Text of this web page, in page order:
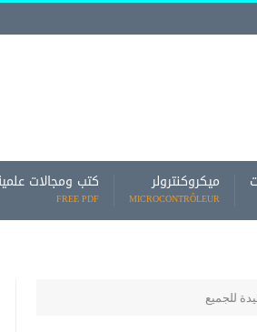
ميكروكنترولر
MICROCONTRÔLEUR
كتب ومجالات
FREE PDF
للجميع